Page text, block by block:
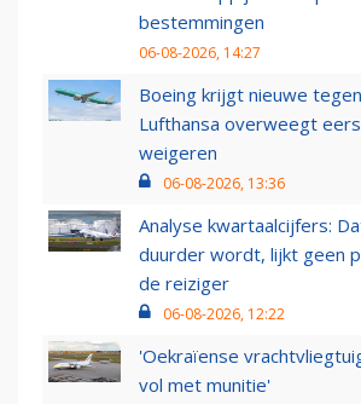
bestemmingen
06-08-2026, 14:27
Boeing krijgt nieuwe
Lufthansa overweegt
weigeren
06-08-2026, 13:36
Analyse kwartaalcijfers:
duurder wordt, lijkt geen
de reiziger
06-08-2026, 12:22
'Oekraïense
vol met munitie'